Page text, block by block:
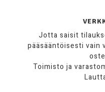
Jotta saisit
pääsääntöisesti vain
Toimisto ja